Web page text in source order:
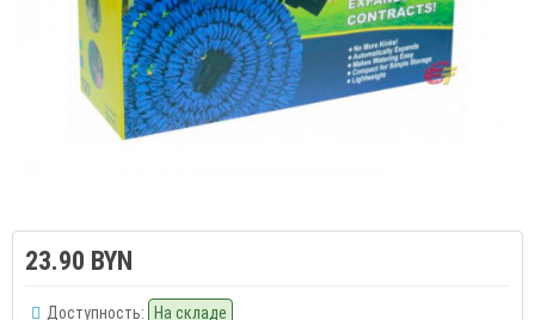
23.90 BYN
Доступность: На складе